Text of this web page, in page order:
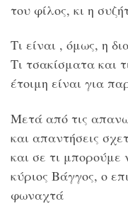
του φίλος, κι η
Τι είναι , όμως, η
Τι τσακίσματα και
έτοιμη είναι για
Μετά από τις
και απαντήσεις
και σε τι
κύριος Βάγγος, ο
φωναχτά